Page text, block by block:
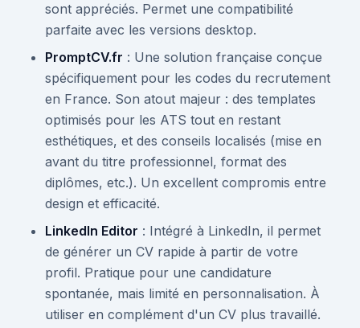
sont appréciés. Permet une compatibilité
parfaite avec les versions desktop.
PromptCV.fr : Une solution française conçue
spécifiquement pour les codes du recrutement
en France. Son atout majeur : des templates
optimisés pour les ATS tout en restant
esthétiques, et des conseils localisés (mise en
avant du titre professionnel, format des
diplômes, etc.). Un excellent compromis entre
design et efficacité.
LinkedIn Editor : Intégré à LinkedIn, il permet
de générer un CV rapide à partir de votre
profil. Pratique pour une candidature
spontanée, mais limité en personnalisation. À
utiliser en complément d'un CV plus travaillé.